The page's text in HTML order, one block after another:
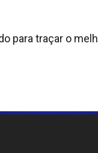
para traçar o